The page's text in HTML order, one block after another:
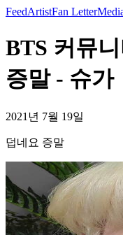
FeedArtistFan Letter
BTS 커뮤
증말 - 슈가
2021년 7월 19일
덥네요 증말